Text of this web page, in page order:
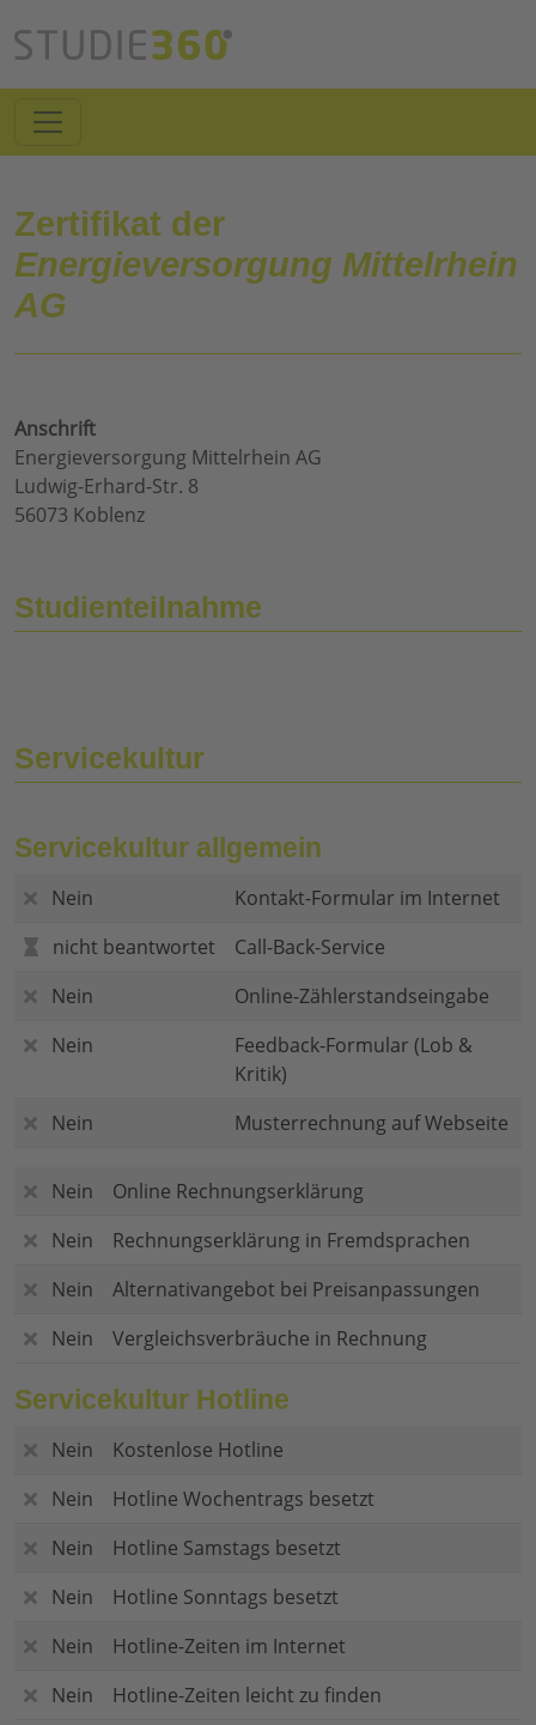
Zertifikat der
Energieversorgung Mittelrhein
AG
Anschrift
Energieversorgung Mittelrhein AG
Ludwig-Erhard-Str. 8
56073 Koblenz
Studienteilnahme
Servicekultur
Servicekultur allgemein
Nein
Kontakt-Formular im Internet
nicht beantwortet
Call-Back-Service
Nein
Online-Zählerstandseingabe
Nein
Feedback-Formular (Lob &
Kritik)
Nein
Musterrechnung auf Webseite
Nein
Online Rechnungserklärung
Nein
Rechnungserklärung in Fremdsprachen
Nein
Alternativangebot bei Preisanpassungen
Nein
Vergleichsverbräuche in Rechnung
Servicekultur Hotline
Nein
Kostenlose Hotline
Nein
Hotline Wochentrags besetzt
Nein
Hotline Samstags besetzt
Nein
Hotline Sonntags besetzt
Nein
Hotline-Zeiten im Internet
Nein
Hotline-Zeiten leicht zu finden